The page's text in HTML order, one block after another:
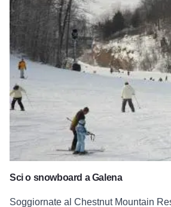
Sci o snowboard a Galena
Soggiornate al Chestnut Mountain